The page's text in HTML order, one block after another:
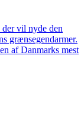
vil nyde den
grænsegendarmer.
af Danmarks mest